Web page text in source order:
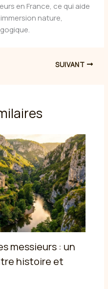
en France, ce qui aide
nature,
SUIVANT
messieurs : un
histoire et